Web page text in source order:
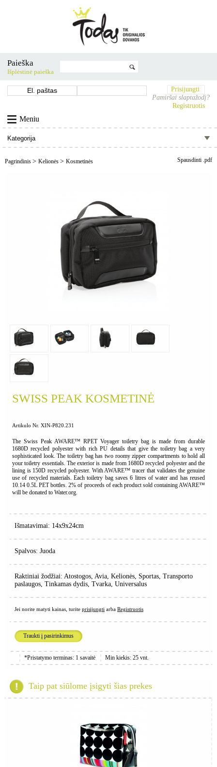
Paieška
Išplėstinė paieška
Prisijungti
Pamiršai slaptažodį?
Registruotis
Meniu
Pagrindinis > Kelionės > Kosmetinės Spausdinti .pdf
SWISS PEAK KOSMETINĖ
Artikulo Nr. XIN-P820.231
The Swiss Peak AWARE™ RPET Voyager toiletry bag is made from durable
1680D recycled polyester with rich PU details that give the toiletry bag a very
sophisticated look. The toiletry bag has two roomy zipper compartments to hold all
your toiletry essentials. The exterior is made from 1680D recycled polyester and the
lining is 150D recycled polyester. With AWARE™ tracer that validates the genuine
use of recycled materials. Each toiletry bag saves 6 litres of water and has reused
10.14 0.5L PET bottles. 2% of proceeds of each product sold containing AWARE™
will be donated to Water.org.
Išmatavimai: 14x9x24cm
Spalvos: Juoda
Raktiniai žodžiai: Atostogos, Avia, Kelionės, Sportas, Transporto
paslaugos, Tinkamas dydis, Tvarka, Universalus
Jei norite matyti kainas, turite prisijungti arba Registruotis
Traukti į pasirinkimus
*Pristatymo terminas: 1 savaitė Min kiekis: 25 vnt.
Taip pat siūlome įsigyti šias prekes